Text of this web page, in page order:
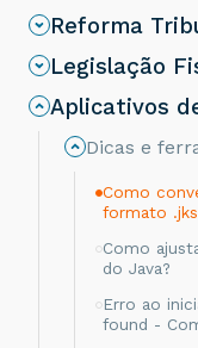
Reforma
Legislação
Aplicativos
Dicas e
Como
formato
Como
do Java?
Erro ao
found -